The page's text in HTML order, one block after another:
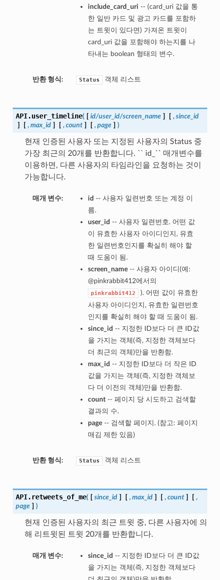
include_card_uri -- (card_uri 값을 통
한 일반 카드 및 광고 카드를 포함하
는 트윗이 있다면) 가져온 트윗이
card_uri 값을 포함해야 하는지를 나
타내는 boolean 형태의 변수.
반환 형식: Status 객체 리스트
API.user_timeline( [ id/user_id/screen_name ] [ , since_id
]
[ , max_id ] [ , count ] [ , page ] )
현재 인증된 사용자 또는 지정된 사용자의 Status 중
가장 최근의 20개를 반환합니다. `` id_`` 매개변수를
이용하면, 다른 사용자의 타임라인을 요청하는 것이
가능합니다.
매개 변수: id -- 사용자 일련번호 또는 계정 이
름.
user_id -- 사용자 일련번호. 어떤 값
이 유효한 사용자 아이디인지, 유효
한 일련번호인지를 확실히 해야 할
때 도움이 됨.
screen_name-- 사용자 아이디(예:
@pinkrabbit412에서의
pinkrabbit412
). 어떤 값이 유효한
사용자 아이디인지, 유효한 일련번호
인지를 확실히 해야 할 때 도움이 됨.
since_id -- 지정한 ID보다 더 큰 ID값
을 가지는 객체(즉, 지정한 객체보다
더 최근의 객체)만을 반환함.
max_id -- 지정한 ID보다 더 작은 ID
값을 가지는 객체(즉, 지정한 객체보
다 더 이전의 객체)만을 반환함.
count-- 페이지 당 시도하고 검색할
결과의 수.
page-- 검색할 페이지. (참고: 페이지
매김 제한 있음)
반환 형식: Status 객체 리스트
API. retweets_of_me( [ since_id ] [ , max_id ] [ , count ] [ ,
page ] )
현재 인증된 사용자의 최근 트윗 중, 다른 사용자에 의
해 리트윗된 트윗 20개를 반환합니다.
매개 변수: since_id -- 지정한 ID보다 더 큰 ID값
을 가지는 객체(즉, 지정한 객체보다